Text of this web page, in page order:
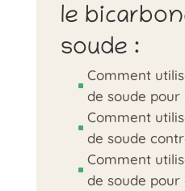
le
soude :
^
Comment
de soude
^
Comment
de soude
^
Comment
de soude